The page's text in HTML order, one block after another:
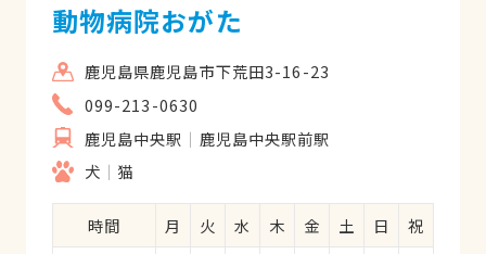
動物病院おがた
鹿児島県鹿児島市下荒田3-16-23
099-213-0630
鹿児島中央駅
鹿児島中央駅前駅
犬
猫
時間 月 火 水 木 金 土 日
祝